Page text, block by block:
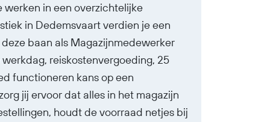
werken in een overzichtelijke
in Dedemsvaart verdien je een
baan als Magazijnmedewerker
reiskostenvergoeding, 25
functioneren kans op een
jij ervoor dat alles in het magazijn
houdt de voorraad netjes bij